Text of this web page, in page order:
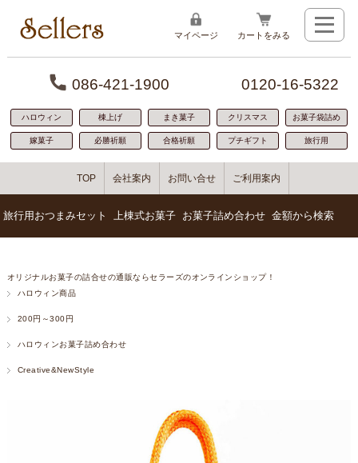
マイページ カートをみる
086-421-1900 0120-16-5322
ハロウィン 棟上げ まき菓子 クリスマス お菓子袋詰め
嫁菓子 必勝祈願 合格祈願 プチギフト 旅行用
TOP 会社案内 お問い合せ ご利用案内
旅行用おつまみセット
おつまみの詰め合わせ
お菓子の詰め合わせ
上棟式お菓子
「贈り物に人気」寿セット
小規模な餅まきに人気
お菓子詰め合わせ
1番人気300円お菓子詰め合わせ
ばらまき用におすすめ126円お菓子セット
金額から検索
100円代のお菓子詰め合わせ
200円～300円お菓子詰め合わせ
オリジナルお菓子の詰合せの通販ならセラーズのオンラインショップ！
ハロウィン商品
200円～300円
ハロウィンお菓子詰め合わせ
Creative&NewStyle